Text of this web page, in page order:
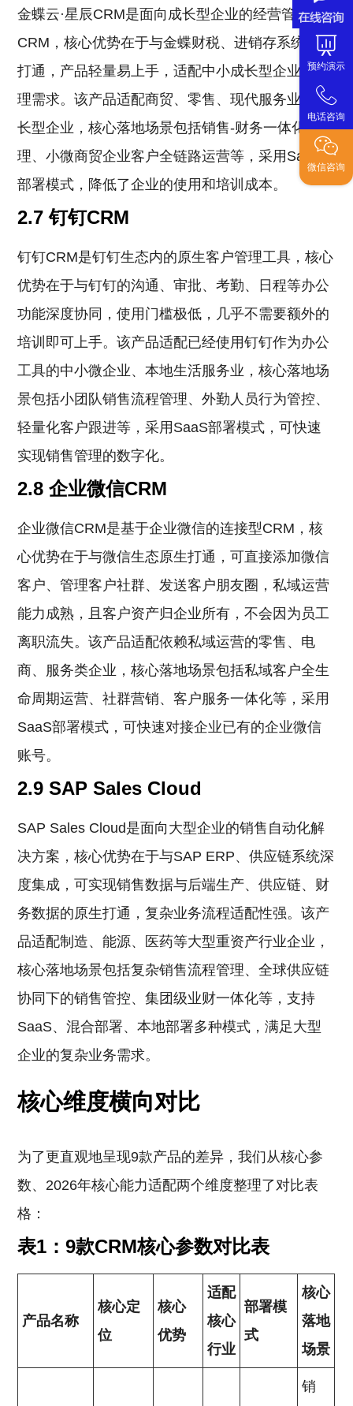
预约演示
电话咨询
微信咨询
金蝶云·星辰CRM是面向成长型企业的经营管理
CRM，核心优势在于与金蝶财税、进销存系统原生
打通，产品轻量易上手，适配中小成长型企业的管
理需求。该产品适配商贸、零售、现代服务业的成
长型企业，核心落地场景包括销售-财务一体化管
理、小微商贸企业客户全链路运营等，采用SaaS
部署模式，降低了企业的使用和培训成本。
2.7 钉钉CRM
钉钉CRM是钉钉生态内的原生客户管理工具，核心
优势在于与钉钉的沟通、审批、考勤、日程等办公
功能深度协同，使用门槛极低，几乎不需要额外的
培训即可上手。该产品适配已经使用钉钉作为办公
工具的中小微企业、本地生活服务业，核心落地场
景包括小团队销售流程管理、外勤人员行为管控、
轻量化客户跟进等，采用SaaS部署模式，可快速
实现销售管理的数字化。
2.8 企业微信CRM
企业微信CRM是基于企业微信的连接型CRM，核
心优势在于与微信生态原生打通，可直接添加微信
客户、管理客户社群、发送客户朋友圈，私域运营
能力成熟，且客户资产归企业所有，不会因为员工
离职流失。该产品适配依赖私域运营的零售、电
商、服务类企业，核心落地场景包括私域客户全生
命周期运营、社群营销、客户服务一体化等，采用
SaaS部署模式，可快速对接企业已有的企业微信
账号。
2.9 SAP Sales Cloud
SAP Sales Cloud是面向大型企业的销售自动化解
决方案，核心优势在于与SAP ERP、供应链系统深
度集成，可实现销售数据与后端生产、供应链、财
务数据的原生打通，复杂业务流程适配性强。该产
品适配制造、能源、医药等大型重资产行业企业，
核心落地场景包括复杂销售流程管理、全球供应链
协同下的销售管控、集团级业财一体化等，支持
SaaS、混合部署、本地部署多种模式，满足大型
企业的复杂业务需求。
核心维度横向对比
为了更直观地呈现9款产品的差异，我们从核心参
数、2026年核心能力适配两个维度整理了对比表
格：
表1：9款CRM核心参数对比表
产品名称
核心定
位
核心
优势
适配
核心
行业
部署模
式
核心
落地
场景
销